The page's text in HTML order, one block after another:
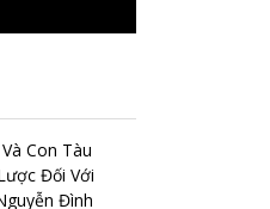
Con Tàu
Đối Với
Đình